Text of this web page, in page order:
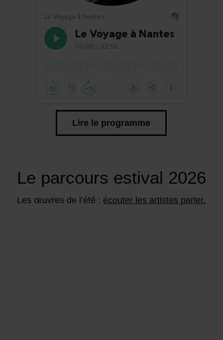
Lire le programme
Le parcours estival 2026
Les œuvres de l’été : écouter les artistes parler.